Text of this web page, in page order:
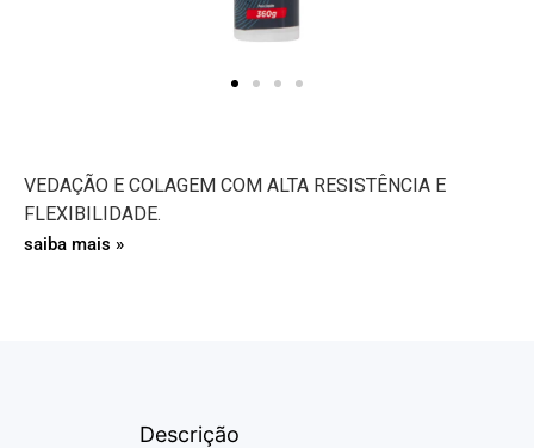
VEDAÇÃO E COLAGEM COM ALTA RESISTÊNCIA E
FLEXIBILIDADE.
saiba mais »
Descrição